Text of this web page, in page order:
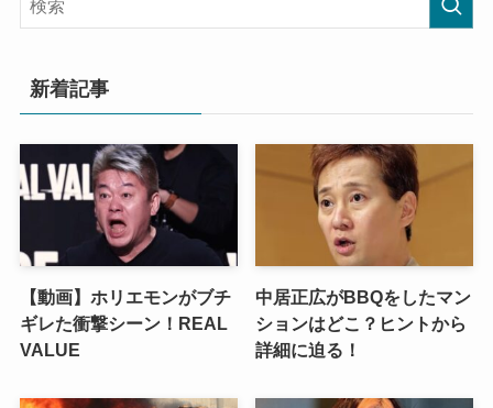
新着記事
【動画】ホリエモンがブチ
ギレた衝撃シーン！REAL
VALUE
中居正広がBBQをしたマン
ションはどこ？ヒントから
詳細に迫る！